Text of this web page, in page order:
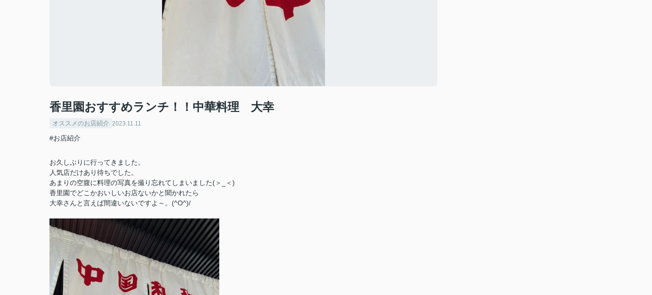
香里園おすすめランチ！！中華料理 大幸
オススメのお店紹介 2023.11.11
#お店紹介
お久しぶりに行ってきました。
人気店だけあり待ちでした。
あまりの空腹に料理の写真を撮り忘れてしまいました(＞_＜)
香里園でどこかおいしいお店ないかと聞かれたら
大幸さんと言えば間違いないですよ～。(^O^)/